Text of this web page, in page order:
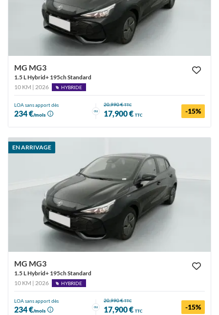
MG MG3
1.5 L Hybrid+ 195ch Standard
10 KM | 2026
HYBRIDE
LOA sans apport dès
234 €/mois
ou
20,990 €TTC
17,900 € TTC -15%
EN ARRIVAGE
MG MG3
1.5 L Hybrid+ 195ch Standard
10 KM | 2026
HYBRIDE
LOA sans apport dès
234 €/mois
ou
20,990 €TTC
17,900 € TTC -15%